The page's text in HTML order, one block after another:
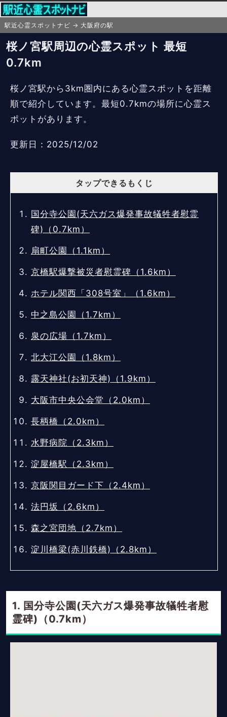
駅近心霊スポットナビ 大阪府の駅
桜ノ宮駅周辺の心霊スポット 最短
0.7km
桜ノ宮駅から3km圏内にある心霊スポットを距離
順で紹介しています。最短0.7kmの場所に心霊ス
ポットがあります。
更新日：2025/12/02
タップできるもくじ
国分寺公園(天六ガス爆発事故犠牲者慰霊
碑)（0.7km）
扇町公園（1.1km）
京橋駅爆撃被災者慰霊碑（1.6km）
ホテル関西「308号室」（1.6km）
中之島公園（1.7km）
泉の広場（1.7km）
北大江公園（1.8km）
露天神社(お初天神)（1.9km）
大阪市中央公会堂（2.0km）
長柄橋（2.0km）
水野病院（2.3km）
淀屋橋駅（2.3km）
京阪関目ガード下（2.4km）
法円坂（2.6km）
森之宮団地（2.7km）
淀川橋梁(赤川鉄橋)（2.8km）
国分寺公園(天六ガス爆発事故犠牲者慰
霊碑)（0.7km）